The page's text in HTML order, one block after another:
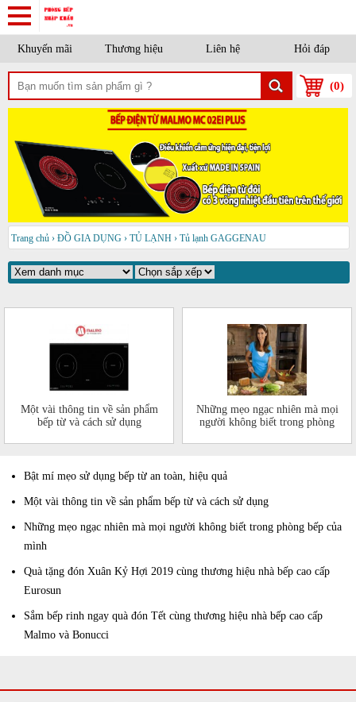
Khuyến mãi Thương hiệu Liên hệ Hỏi đáp
(0)
Trang chủ › ĐỒ GIA DỤNG › TỦ LẠNH › Tủ lạnh GAGGENAU
Một vài thông tin về sản phẩm
bếp từ và cách sử dụng
Những mẹo ngạc nhiên mà mọi
người không biết trong phòng
Bật mí mẹo sử dụng bếp từ an toàn, hiệu quả
Một vài thông tin về sản phẩm bếp từ và cách sử dụng
Những mẹo ngạc nhiên mà mọi người không biết trong phòng bếp của
mình
Quà tặng đón Xuân Kỷ Hợi 2019 cùng thương hiệu nhà bếp cao cấp
Eurosun
Sắm bếp rinh ngay quà đón Tết cùng thương hiệu nhà bếp cao cấp
Malmo và Bonucci